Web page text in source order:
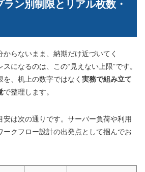
ン別制限とリアル枚数・
からないまま、納期だけ近づいてく
になるのは、この“見えない上限”です。
、机上の数字ではなく 実務で組み立て
で整理します。
安は次の通りです。サーバー負荷や利用
ークフロー設計の出発点として掴んでお